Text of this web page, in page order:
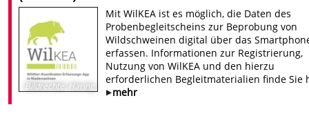
Bildrechte: Haring
Mit WilKEA ist es möglich, die Daten des
Probenbegleitscheins zur Beprobung von
Wildschweinen digital über das
erfassen. Informationen zur Registrierung,
Nutzung von WilKEA und den hierzu
erforderlichen Begleitmaterialien finde Sie
mehr